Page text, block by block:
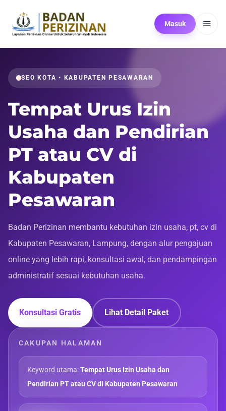
Masuk
SEO KOTA • KABUPATEN PESAWARAN
Tempat Urus Izin
Usaha dan Pendirian
PT atau CV di
Kabupaten
Pesawaran
Badan Perizinan membantu kebutuhan izin usaha, pt, cv di
Kabupaten Pesawaran, Lampung, dengan alur pengajuan
online yang lebih rapi, konsultasi awal, dan pendampingan
administratif sesuai kebutuhan usaha.
Konsultasi Gratis Lihat Detail Paket
CAKUPAN HALAMAN
Keyword utama:Tempat Urus Izin Usaha dan
Pendirian PT atau CV di Kabupaten Pesawaran